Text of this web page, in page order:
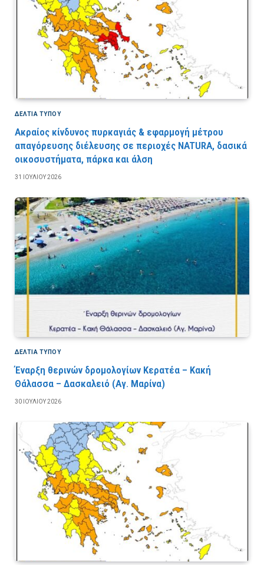
ΔΕΛΤΙΑ ΤΥΠΟΥ
Ακραίος κίνδυνος πυρκαγιάς & εφαρμογή μέτρου
απαγόρευσης διέλευσης σε περιοχές NATURA, δασικά
οικοσυστήματα, πάρκα και άλση
31 ΙΟΥΛΊΟΥ 2026
ΔΕΛΤΙΑ ΤΥΠΟΥ
Έναρξη θερινών δρομολογίων Κερατέα – Κακή
Θάλασσα – Δασκαλειό (Αγ. Μαρίνα)
30 ΙΟΥΛΊΟΥ 2026